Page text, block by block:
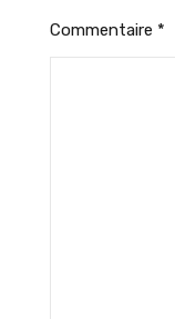
Commentaire *